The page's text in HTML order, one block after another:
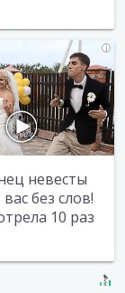
i
невесты
без слов!
10 раз